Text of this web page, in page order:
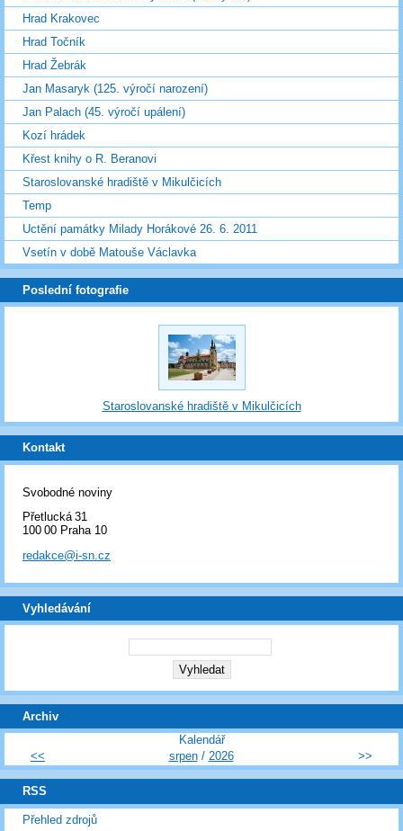
Hrad Krakovec
Hrad Točník
Hrad Žebrák
Jan Masaryk (125. výročí narození)
Jan Palach (45. výročí upálení)
Kozí hrádek
Křest knihy o R. Beranovi
Staroslovanské hradiště v Mikulčicích
Temp
Uctění památky Milady Horákové 26. 6. 2011
Vsetín v době Matouše Václavka
Poslední fotografie
Staroslovanské hradiště v Mikulčicích
Kontakt
Svobodné noviny
Přetlucká 31
100 00 Praha 10
redakce@i-sn.cz
Vyhledávání
Archiv
Kalendář
<<
srpen/ 2026 >>
RSS
Přehled zdrojů